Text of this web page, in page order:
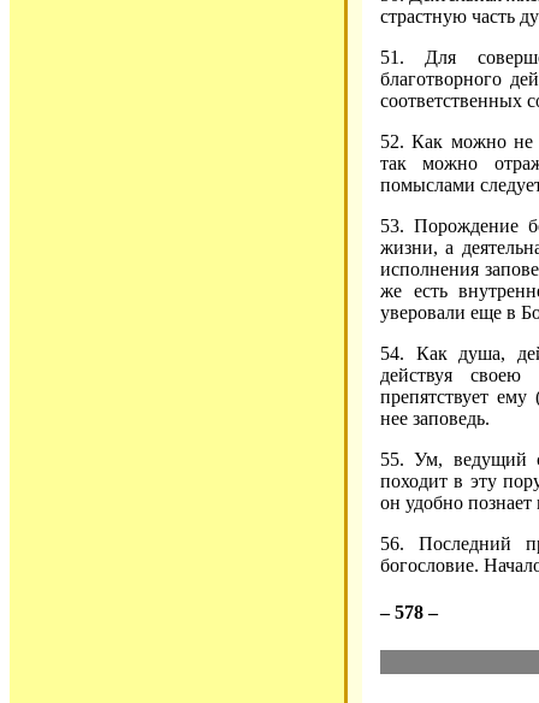
страстную часть
51. Для
благотворного
соответственных
52. Как можно не
так можно
помыслами
53. Порождение
жизни, а
исполнения
же есть
уверовали еще в
54. Как душа,
действуя
препятствует
нее заповедь.
55. Ум, ведущий
походит в эту
он удобно познает
56. Последний
богословие.
– 578 –